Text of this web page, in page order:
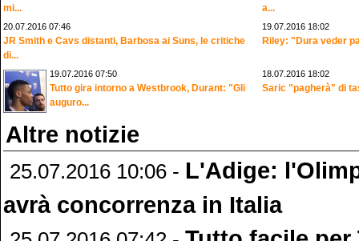
mi...
a...
20.07.2016 07:46
JR Smith e Cavs distanti, Barbosa ai Suns, le critiche
di...
19.07.2016 18:02
Riley: "Dura veder
19.07.2016 07:50
Tutto gira intorno a Westbrook, Durant: "Gli
auguro...
18.07.2016 18:02
Saric "pagherà" di
Altre notizie
25.07.2016 10:06 - L'Adige:
avrà concorrenza in Italia